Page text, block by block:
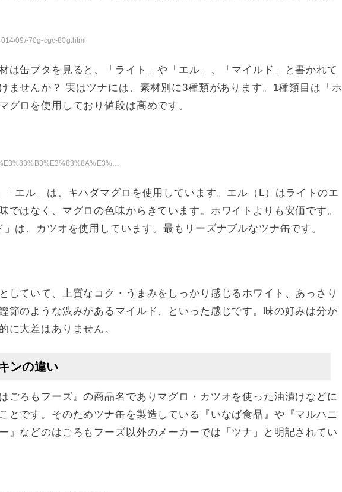
09/-70g-cgc-80g.html
は缶ブタを見ると、「ライト」や「エル」、「マイルド」と書かれて
ませんか？ 実はツナには、素材別に3種類があります。1種類目は「ホ
グロを使用しており値段は高めです。
「エル」は、キハダマグロを使用しています。エル（L）はライトのエ
ではなく、マグロの色味からきています。ホワイトよりも安価です。
は、カツオを使用しています。最もリーズナブルなツナ缶です。
していて、上質なコク・うまみをしっかり感じるホワイト、あっさり
節のような渋みがあるマイルド、といった感じです。味の好みは分か
に大差はありません。
ンの違い
ごろもフーズ』の商品名でありマグロ・カツオを使った油漬けなどに
とです。そのためツナ缶を製造している『いなば食品』や『マルハニ
』などのはごろもフーズ以外のメーカーでは「ツナ」と明記されてい